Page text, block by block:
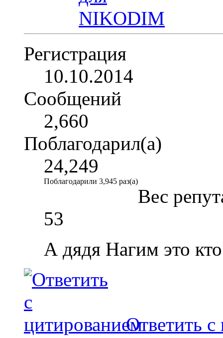
Регистрация
10.10.2014
Сообщений
2,660
Поблагодарил(а)
24,249
Поблагодарили 3,945 раз(а)
Вес
53
А дядя Нагим это
Ответить с